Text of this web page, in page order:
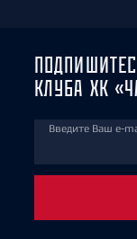
КЛУБА ХК
Введите Ваш e-